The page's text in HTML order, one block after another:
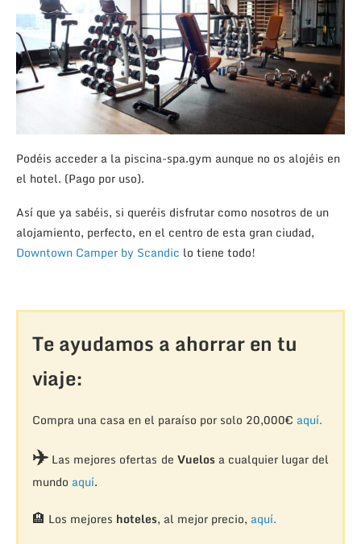
Podéis acceder a la piscina-spa.gym aunque no os alojéis en
el hotel. (Pago por uso).
Así que ya sabéis, si queréis disfrutar como nosotros de un
alojamiento, perfecto, en el centro de esta gran ciudad,
Downtown Camper by Scandic lo tiene todo!
Te ayudamos a ahorrar en tu
viaje:
Compra una casa en el paraíso por solo 20,000€ aquí.
✈️Las mejores ofertas de Vuelosa cualquier lugar del
mundo aquí.
🏨 Los mejores hoteles, al mejor precio, aquí.